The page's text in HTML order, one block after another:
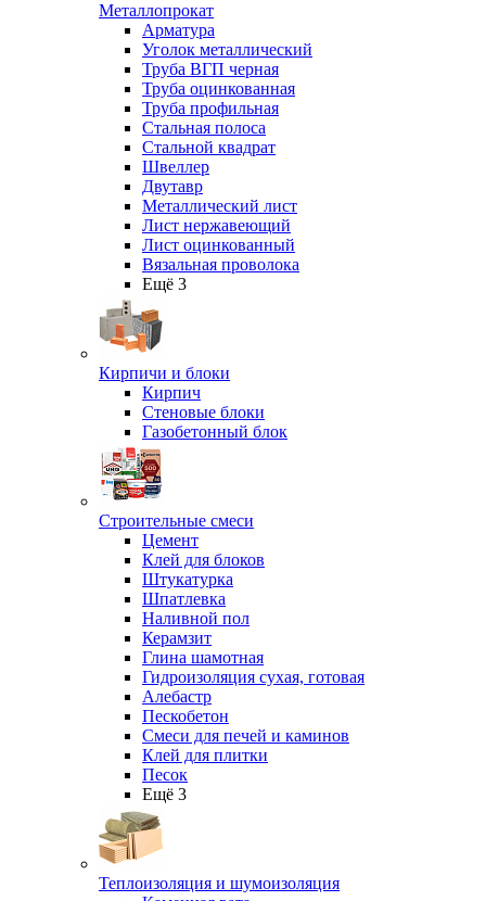
Металлопрокат
Арматура
Уголок металлический
Труба ВГП черная
Труба оцинкованная
Труба профильная
Стальная полоса
Стальной квадрат
Швеллер
Двутавр
Металлический лист
Лист нержавеющий
Лист оцинкованный
Вязальная проволока
Ещё 3
Кирпичи и блоки
Кирпич
Стеновые блоки
Газобетонный блок
Строительные смеси
Цемент
Клей для блоков
Штукатурка
Шпатлевка
Наливной пол
Керамзит
Глина шамотная
Гидроизоляция сухая, готовая
Алебастр
Пескобетон
Смеси для печей и каминов
Клей для плитки
Песок
Ещё 3
Теплоизоляция и шумоизоляция